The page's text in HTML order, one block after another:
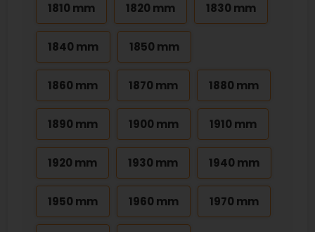
1810 mm 1820 mm 1830 mm
1840 mm 1850 mm
1860 mm 1870 mm 1880 mm
1890 mm 1900 mm 1910 mm
1920 mm 1930 mm 1940 mm
1950 mm 1960 mm 1970 mm